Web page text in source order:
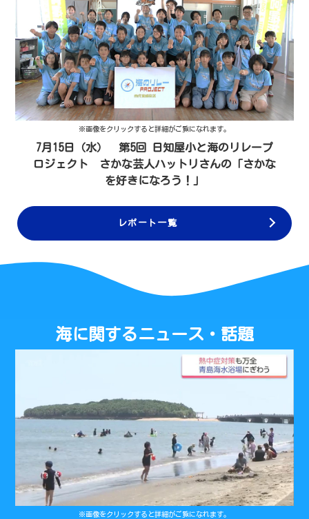
※画像をクリックすると詳細がご覧になれます。
7月15日（水） 第5回 日知屋小と海のリレープ
ロジェクト さかな芸人ハットリさんの「さかな
を好きになろう！」
レポート一覧
海に関するニュース・話題
※画像をクリックすると詳細がご覧になれます。